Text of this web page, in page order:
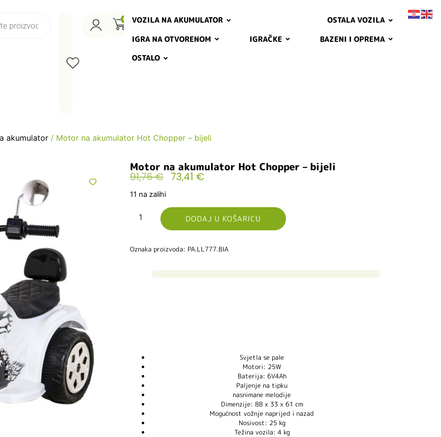
0 VOZILA NA AKUMULATOR
OSTALA VOZILA
IGRA NA OTVORENOM
IGRAČKE
BAZENI I OPREMA
OSTALO
akumulator / Motor na akumulator Hot Chopper – bijeli
Motor na akumulator Hot Chopper – bijeli
91,76€ 73,41 €
11 na zalihi
DODAJ U KOŠARICU
Oznaka proizvoda: PA.LL777.BIA
Svjetla se pale
Motori: 25W
Baterija: 6V4Ah
Paljenje na tipku
nasnimane melodije
Dimenzije: 88 x 33 x 61 cm
Mogućnost vožnje naprijed i nazad
Nosivost: 25 kg
Težina vozila: 4 kg